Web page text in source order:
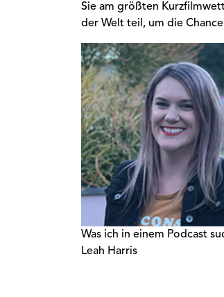
Sie am größten
der Welt teil, um die Chance
gewinnen.
Was ich in einem Podcast
Leah Harris